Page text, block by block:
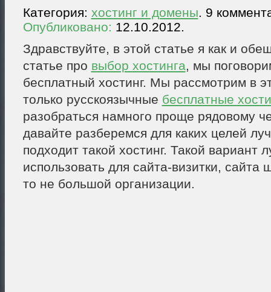
Категория: хостинг и домены. 9
Опубликовано: 12.10.2012.
Здравствуйте, в этой статье я как и
статье про выбор хостинга, мы
бесплатный хостинг. Мы рассмотрим в
только русскоязычные бесплатные
разобраться намного проще рядовому
давайте разберемся для каких целей
подходит такой хостинг. Такой вариант
использовать для сайта-визитки, сайта
то не большой организации.